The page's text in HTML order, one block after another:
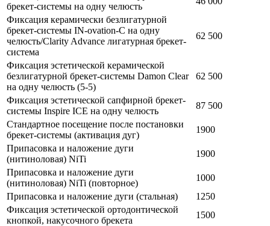
брекет-системы на одну челюсть
Фиксация керамически безлигатурной
брекет-системы IN-ovation-C на одну
челюсть/Clarity Advance лигатурная брекет-
система
62 500
Фиксация эстетической керамической
безлигатурной брекет-системы Damon Clear
на одну челюсть (5-5)
62 500
Фиксация эстетической сапфирной брекет-
системы Inspire ICE на одну челюсть
87 500
Стандартное посещение после постановки
брекет-системы (активация дуг)
1900
Припасовка и наложение дуги
(нитиноловая) NiTi
1900
Припасовка и наложение дуги
(нитиноловая) NiTi (повторное)
1000
Припасовка и наложение дуги (стальная)
1250
Фиксация эстетической ортодонтической
кнопкой, накусочного брекета
1500